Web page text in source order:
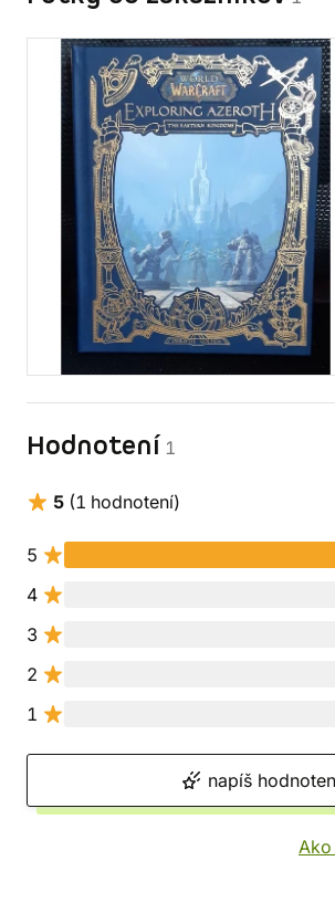
Hodnotení 1
5 (1 hodnotení)
5
4
3
2
1
napíš
Ako